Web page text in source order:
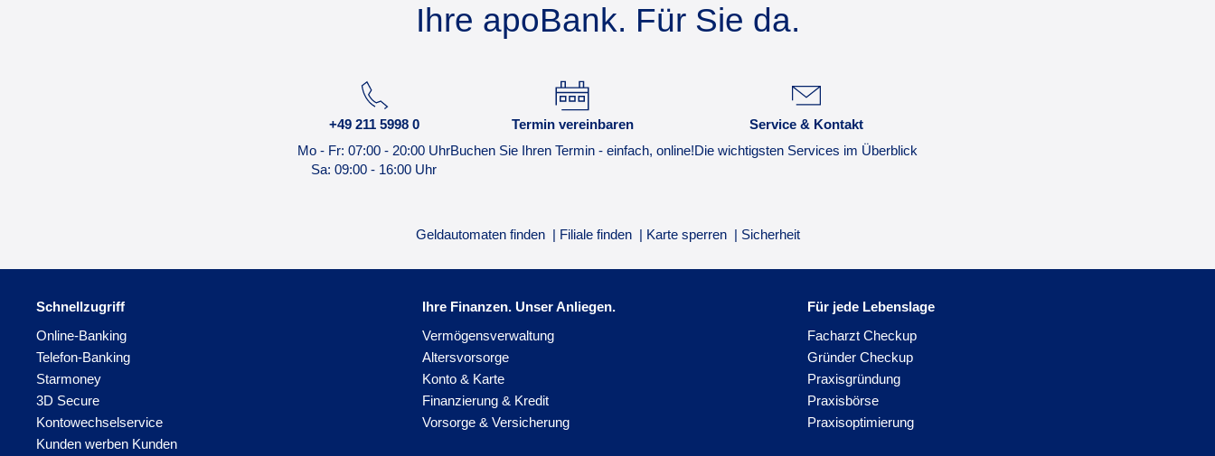
Ihre apoBank. Für Sie da.
+49 211 5998 0
Mo - Fr: 07:00 - 20:00 Uhr
Sa: 09:00 - 16:00 Uhr
Termin vereinbaren
Buchen Sie Ihren Termin - einfach, online!
Service & Kontakt
Die wichtigsten Services im Überblick
Geldautomaten finden Filiale finden Karte sperren Sicherheit
Schnellzugriff
Online-Banking
Telefon-Banking
Starmoney
3D Secure
Kontowechselservice
Kunden werben Kunden
Ihre Finanzen. Unser Anliegen.
Vermögensverwaltung
Altersvorsorge
Konto & Karte
Finanzierung & Kredit
Vorsorge & Versicherung
Für jede Lebenslage
Facharzt Checkup
Gründer Checkup
Praxisgründung
Praxisbörse
Praxisoptimierung